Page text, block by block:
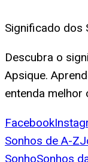
Significado dos
Descubra o
Apsique.
entenda melhor
Facebook
Sonhos de A-Z
SonhoSonhos